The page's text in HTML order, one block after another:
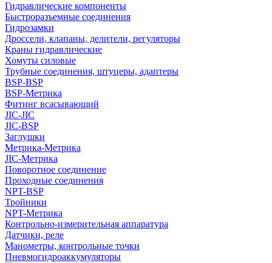
Гидравлические компоненты
Быстроразъемные соединения
Гидрозамки
Дроссели, клапаны, делители, регуляторы
Краны гидравлические
Хомуты силовые
Трубные соединения, штуцеры, адаптеры
BSP-BSP
BSP-Метрика
Фитинг всасывающий
JIC-JIC
JIC-BSP
Заглушки
Метрика-Метрика
JIC-Метрика
Поворотное соединение
Проходные соединения
NPT-BSP
Тройники
NPT-Метрика
Контрольно-измерительная аппаратура
Датчики, реле
Манометры, контрольные точки
Пневмогидроаккумуляторы